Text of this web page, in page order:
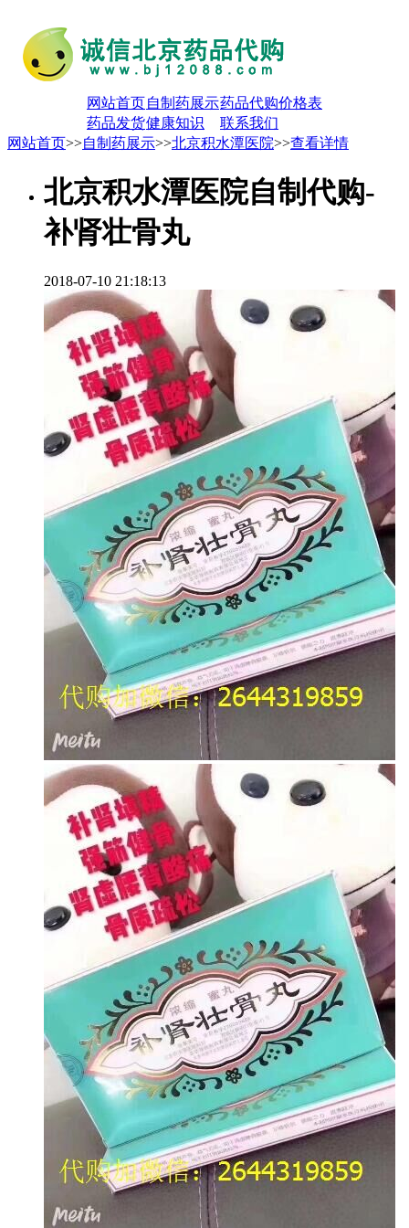
网站首页自制药展示药品代购价格表
药品发货健康知识
联系我们
网站首页>>自制药展示>>北京积水潭医院>>查看详情
北京积水潭医院自制代购-
补肾壮骨丸
2018-07-10 21:18:13